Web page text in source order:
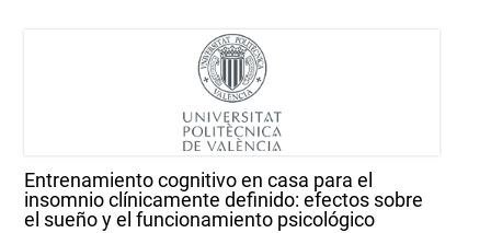
Entrenamiento cognitivo en casa para el
insomnio clínicamente definido: efectos sobre
el sueño y el funcionamiento psicológico